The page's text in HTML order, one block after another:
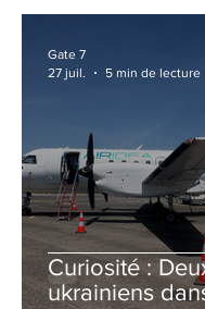
Curiosité :
ukrainiens
Gate 7
27 juil.
5 min de lecture